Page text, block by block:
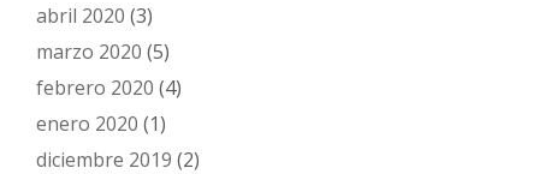
abril 2020 (3)
marzo 2020 (5)
febrero 2020 (4)
enero 2020 (1)
diciembre 2019 (2)